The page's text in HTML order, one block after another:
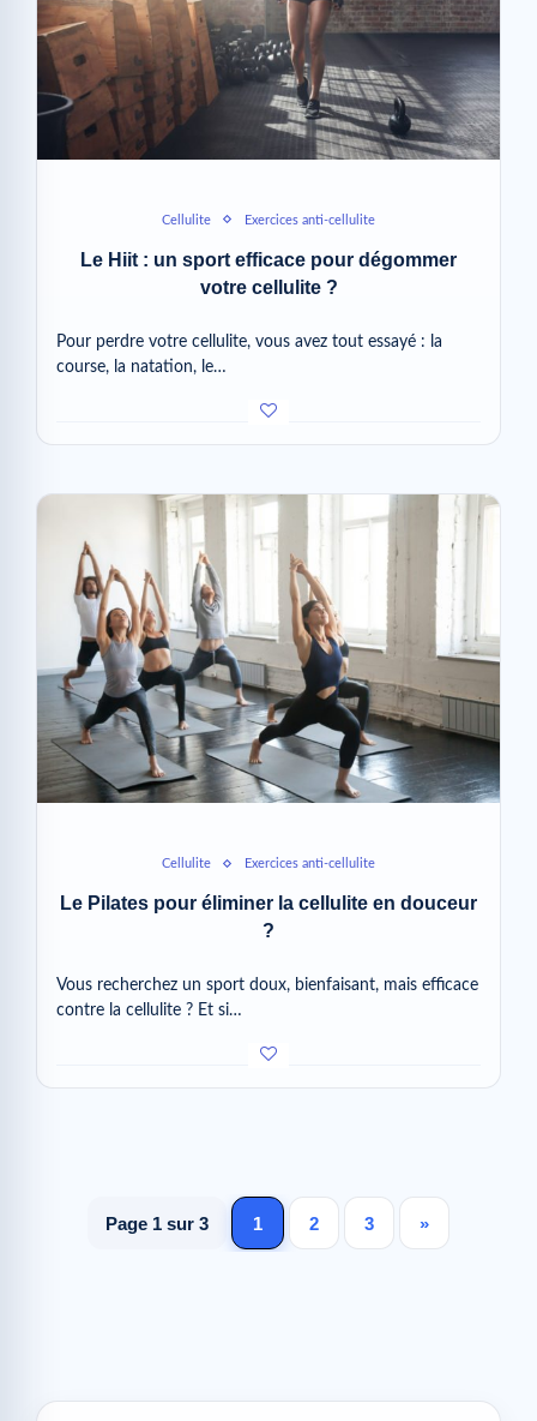
Cellulite Exercices anti-cellulite
Le Hiit : un sport efficace pour dégommer
votre cellulite ?
Pour perdre votre cellulite, vous avez tout essayé : la
course, la natation, le…
Cellulite Exercices anti-cellulite
Le Pilates pour éliminer la cellulite en douceur
?
Vous recherchez un sport doux, bienfaisant, mais efficace
contre la cellulite ? Et si…
Page 1 sur 3 1 2 3 »